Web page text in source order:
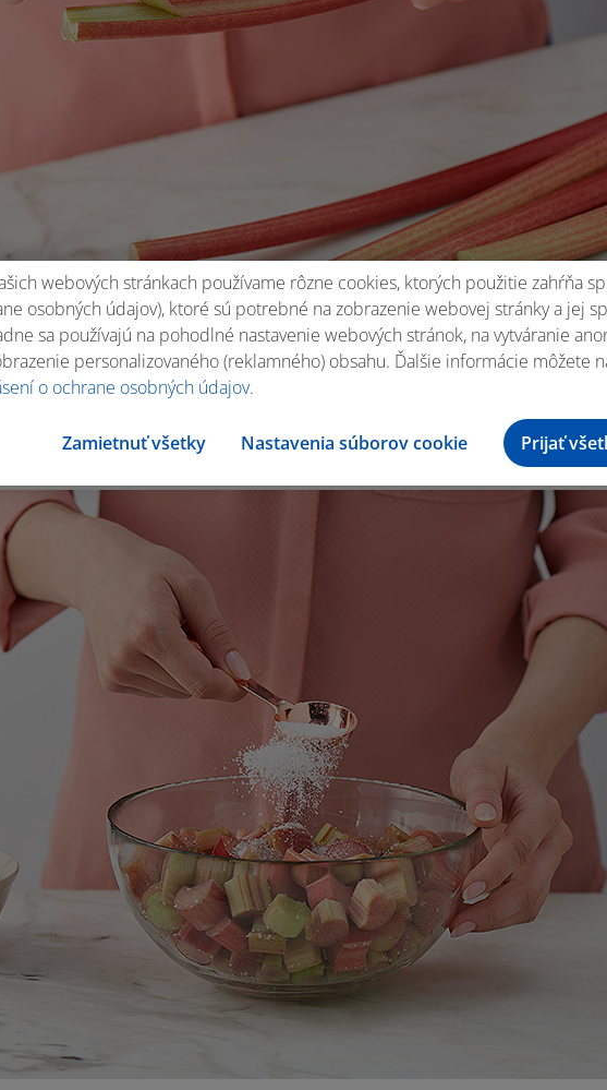
a stiahneme ju.
webových stránkach používame rôzne cookies, ktorých použitie zahŕňa
osobných údajov), ktoré sú potrebné na zobrazenie webovej stránky a jej
sa používajú na pohodlné nastavenie webových stránok, na vytváranie
personalizovaného (reklamného) obsahu. Ďalšie informácie môžete
o ochrane osobných údajov.
Zamietnuť všetky Nastavenia súborov cookie Prijať